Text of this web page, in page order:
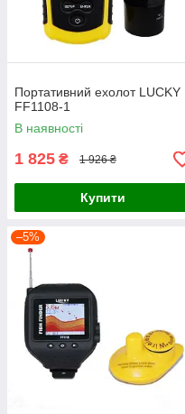
Портативний ехолот LUCKY
FF1108-1
В наявності
1 825 ₴ 1 926 ₴
Купити
–5%